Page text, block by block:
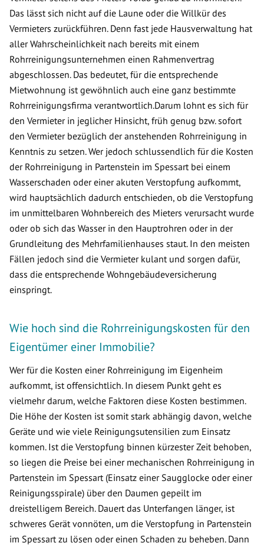
Das lässt sich nicht auf die Laune oder die Willkür des
Vermieters zurückführen. Denn fast jede Hausverwaltung hat
aller Wahrscheinlichkeit nach bereits mit einem
Rohrreinigungsunternehmen einen Rahmenvertrag
abgeschlossen. Das bedeutet, für die entsprechende
Mietwohnung ist gewöhnlich auch eine ganz bestimmte
Rohrreinigungsfirma verantwortlich.Darum lohnt es sich für
den Vermieter in jeglicher Hinsicht, früh genug bzw. sofort
den Vermieter bezüglich der anstehenden Rohrreinigung in
Kenntnis zu setzen. Wer jedoch schlussendlich für die Kosten
der Rohrreinigung in Partenstein im Spessart bei einem
Wasserschaden oder einer akuten Verstopfung aufkommt,
wird hauptsächlich dadurch entschieden, ob die Verstopfung
im unmittelbaren Wohnbereich des Mieters verursacht wurde
oder ob sich das Wasser in den Hauptrohren oder in der
Grundleitung des Mehrfamilienhauses staut. In den meisten
Fällen jedoch sind die Vermieter kulant und sorgen dafür,
dass die entsprechende Wohngebäudeversicherung
einspringt.
Wie hoch sind die Rohrreinigungskosten für den
Eigentümer einer Immobilie?
Wer für die Kosten einer Rohrreinigung im Eigenheim
aufkommt, ist offensichtlich. In diesem Punkt geht es
vielmehr darum, welche Faktoren diese Kosten bestimmen.
Die Höhe der Kosten ist somit stark abhängig davon, welche
Geräte und wie viele Reinigungsutensilien zum Einsatz
kommen. Ist die Verstopfung binnen kürzester Zeit behoben,
so liegen die Preise bei einer mechanischen Rohrreinigung in
Partenstein im Spessart (Einsatz einer Saugglocke oder einer
Reinigungsspirale) über den Daumen gepeilt im
dreistelligem Bereich. Dauert das Unterfangen länger, ist
schweres Gerät vonnöten, um die Verstopfung in Partenstein
im Spessart zu lösen oder einen Schaden zu beheben. Dann